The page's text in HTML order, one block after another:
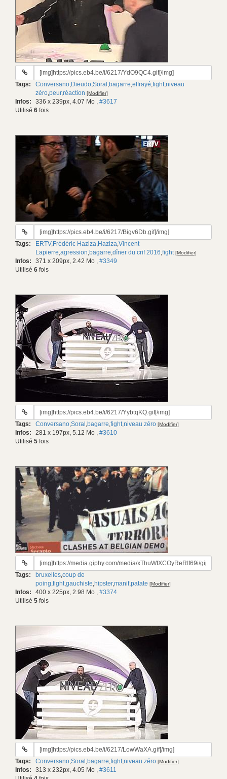
URL
gif:
Tags: Conversano,Dieudo,Soral ,bagarre,effrayé,fight,niveau
zéro,peur,réaction [Modifier]
Infos: 336 x 239px, 4.07 Mo , #3617
Utilisé 6 fois
URL
gif:
Tags: ERTV,Frédéric Haziza,Haziza,Vincent
Lapierre,agression,bagarre,dîner du crif 2016,fight [Modifier]
Infos: 371 x 209px, 2.42 Mo , #3349
Utilisé 6 fois
URL
gif:
Tags: Conversano,Soral ,bagarre,fight,niveau zéro [Modifier]
Infos: 281 x 197px, 5.12 Mo , #3610
Utilisé 5 fois
URL
gif:
Tags: bruxelles,coup de
poing,fight,gauchiste,hipster,manif,patate [Modifier]
Infos: 400 x 225px, 2.98 Mo , #3374
Utilisé 5 fois
URL
gif:
Tags: Conversano,Soral ,bagarre,fight,niveau zéro [Modifier]
Infos: 313 x 232px, 4.05 Mo , #3611